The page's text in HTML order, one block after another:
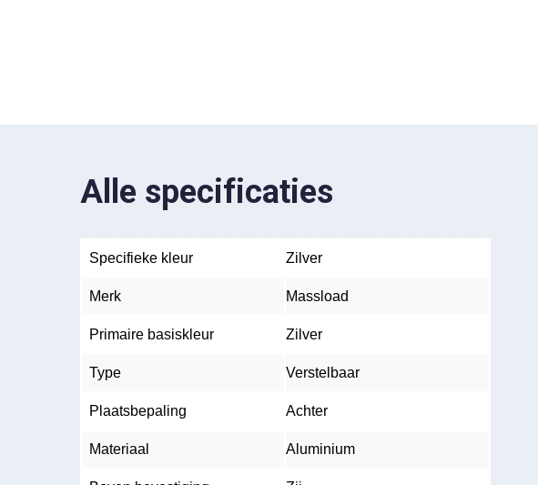
Alle specificaties
Specifieke kleur Zilver
Merk Massload
Primaire basiskleur Zilver
Type Verstelbaar
Plaatsbepaling Achter
Materiaal Aluminium